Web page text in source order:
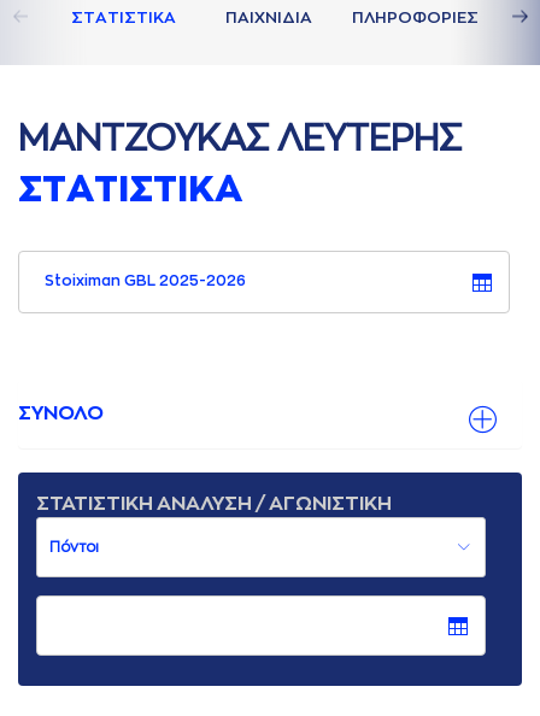
ΣΤAΤΙΣΤΙΚA ΠAΙΧΝΙΔΙA ΠΛΗΡΟΦΟΡΙΕΣ
ΜAΝΤΖΟΥΚAΣ ΛΕΥΤΕΡΗΣ
ΣΤAΤΙΣΤΙΚA
Stoiximan GBL 2025-2026
ΣΥΝΟΛΟ
ΣΤΑΤΙΣΤΙΚΗ ΑΝΑΛΥΣΗ / ΑΓΩΝΙΣΤΙΚΗ